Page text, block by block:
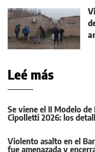
Leé más
Se viene el II Modelo
Cipolletti 2026: los
Violento asalto en el
fue amenazada y